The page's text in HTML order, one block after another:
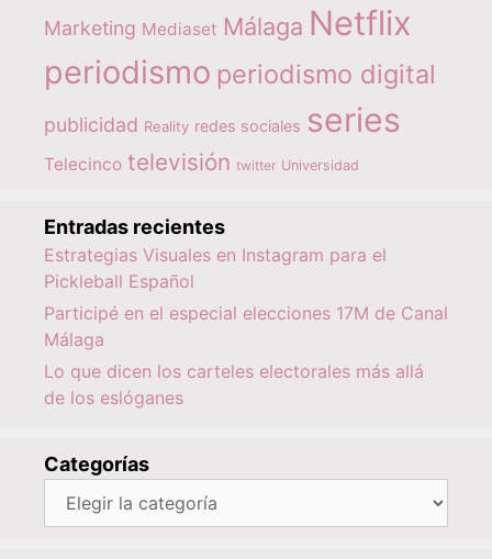
Marketing Mediaset Málaga Netflix
periodismo periodismo digital
publicidad Reality redes sociales series
Telecinco televisión twitter Universidad
Entradas recientes
Estrategias Visuales en Instagram para el
Pickleball Español
Participé en el especial elecciones 17M de Canal
Málaga
Lo que dicen los carteles electorales más allá
de los eslóganes
Categorías
Categorías